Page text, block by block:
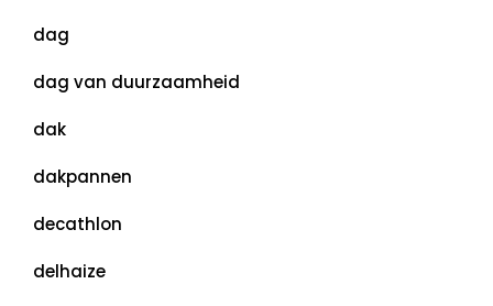
dag
dag van duurzaamheid
dak
dakpannen
decathlon
delhaize